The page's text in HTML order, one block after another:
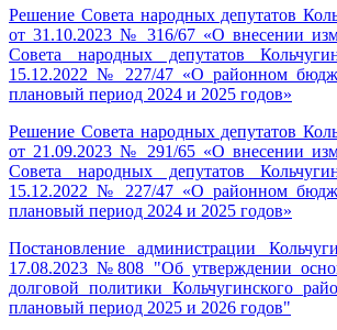
Решение Совета народных депутатов
от 31.10.2023 № 316/67 «О внесении
Совета народных депутатов
15.12.2022 № 227/47 «О районном
плановый период 2024 и 2025 годов»
Решение Совета народных депутатов
от 21.09.2023 № 291/65 «О внесении
Совета народных депутатов
15.12.2022 № 227/47 «О районном
плановый период 2024 и 2025 годов»
Постановление администрации
17.08.2023 №808 "Об утверждении
долговой политики Кольчугинского
плановый период 2025 и 2026 годов"